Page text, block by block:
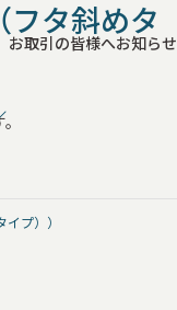
お取引の皆様へお知らせ
フタ斜めタ
プ））